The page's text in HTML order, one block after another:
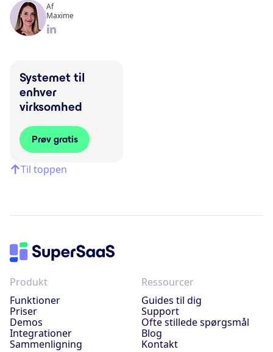
Af
Maxime
Systemet til
enhver
virksomhed
Prøv gratis
Til toppen
Produkt
Funktioner
Priser
Demos
Integrationer
Sammenligning
Ressourcer
Guides til dig
Support
Ofte stillede spørgsmål
Blog
Kontakt